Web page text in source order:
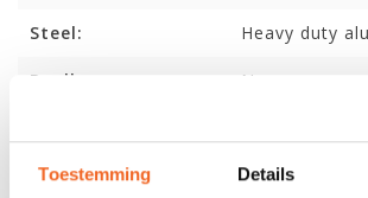
Toestemming Details
Steel: Heavy duty
Deelbaar: Nee
Gewicht: 1270 gr.